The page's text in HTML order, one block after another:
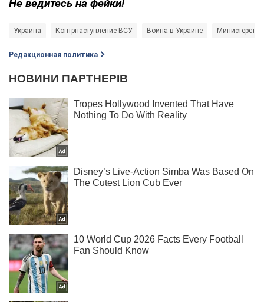
Не ведитесь на фейки!
Украина Контрнаступление ВСУ Война в Украине
Редакционная политика